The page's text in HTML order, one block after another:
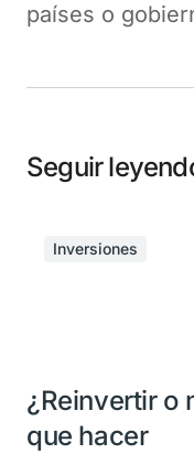
países o
Seguir
Inversiones
¿Reinvertir o
que hacer